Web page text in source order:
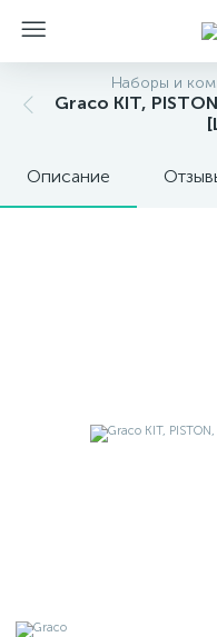
Наборы и
Graco KIT,
Описание